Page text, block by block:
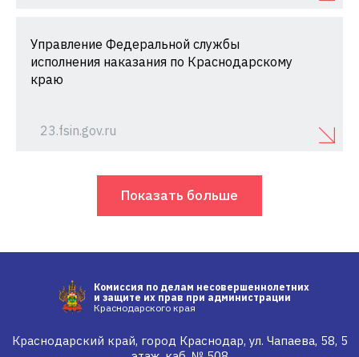
Управление Федеральной службы
исполнения наказания по Краснодарскому
краю
23.fsin.gov.ru
Показать больше
Комиссия по делам несовершеннолетних
и защите их прав при администрации
Краснодарского края
Краснодарский край, город Краснодар, ул. Чапаева, 58, 5